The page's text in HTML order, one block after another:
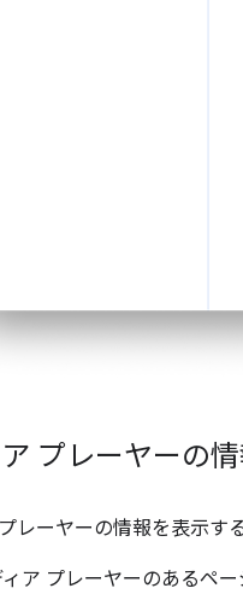
プレーヤーの
レーヤーの情報を表示す
ィア プレーヤーのあるペー